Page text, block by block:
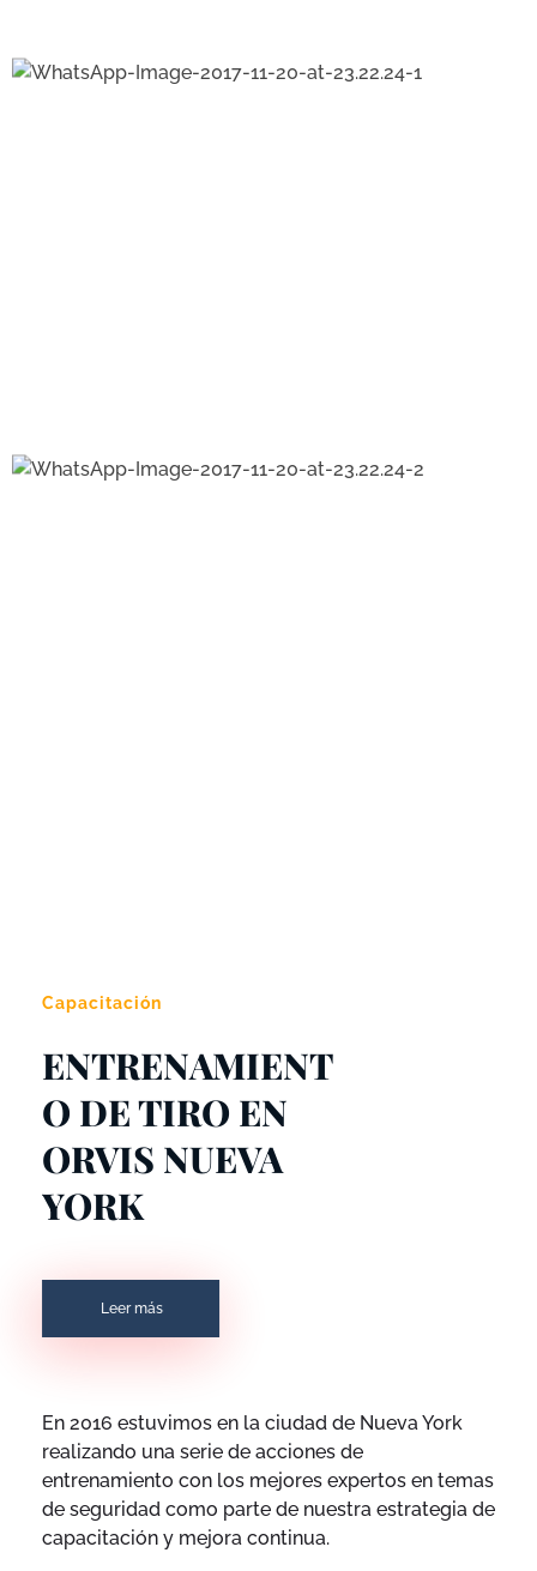
Capacitación
ENTRENAMIENT
O DE TIRO EN
ORVIS NUEVA
YORK
Leer más
En 2016 estuvimos en la ciudad de Nueva York
realizando una serie de acciones de
entrenamiento con los mejores expertos en temas
de seguridad como parte de nuestra estrategia de
capacitación y mejora continua.